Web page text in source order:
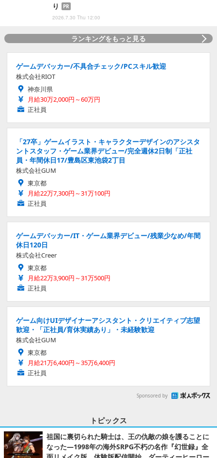
り
PR
2026.7.30 Thu 12:00
ランキングをもっと見る
ゲームデバッカー/不具合チェック/PCスキル歓迎
株式会社RIOT
神奈川県
月給30万2,000円～60万円
正社員
「27卒」ゲームイラスト・キャラクターデザインのアシスタ
ントスタッフ・ゲーム業界デビュー/完全週休2日制「正社
員・年間休日17/豊島区東池袋2丁目
株式会社GUM
東京都
月給22万7,300円～31万100円
正社員
ゲームデバッカー/IT・ゲーム業界デビュー/残業少なめ/年間
休日120日
株式会社Creer
東京都
月給22万3,900円～31万500円
正社員
ゲーム向けUIデザイナーアシスタント・クリエイティブ志望
歓迎・「正社員/育休実績あり」・未経験歓迎
株式会社GUM
東京都
月給21万6,400円～35万6,400円
正社員
Sponsored by
トピックス
祖国に裏切られた騎士は、王の仇敵の娘を護ることに
なった―1998年の海外SRPG不朽の名作『幻世録』全